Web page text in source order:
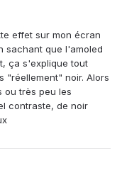
effet sur mon écran
sachant que l'amoled
ça s'explique tout
"réellement" noir. Alors
ou très peu les
contraste, de noir